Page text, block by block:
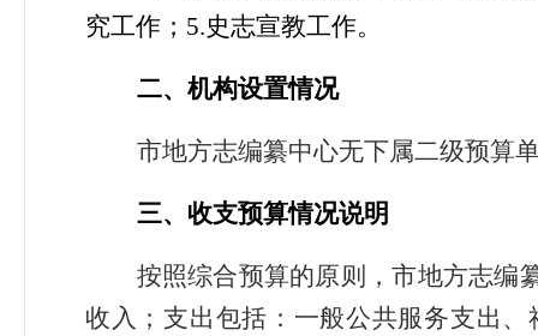
究工作；5.史志宣教工作。
二、机构设置情况
市地方志编纂中心无下属二级预算
三、收支预算情况说明
按照综合预算的原则，市地方志编
收入；支出包括：一般公共服务支出